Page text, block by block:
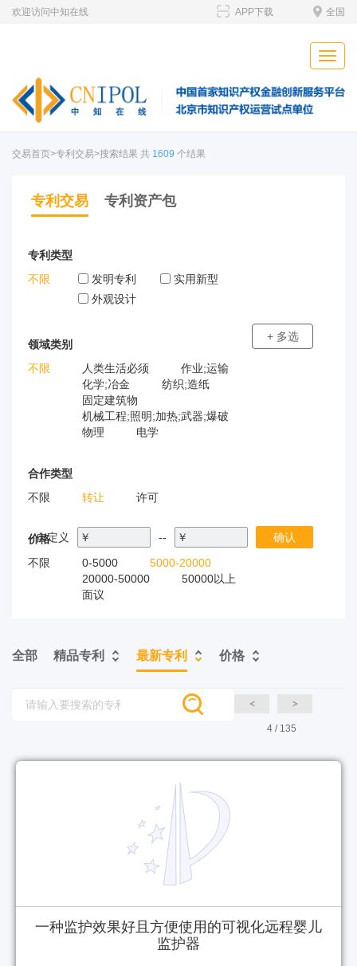
欢迎访问中知在线 全国
APP下载
Toggle
交易首页>专利交易>搜索结果 共 1609 个结果
专利交易 专利资产包
专利类型
不限
发明专利
实用新型
外观设计
领域类别
不限
人类生活必须
作业;运输
化学;冶金
纺织;造纸
固定建筑物
机械工程;照明;加热;武器;爆破
物理
电学
+ 多选
合作类型
不限
转让 许可
价格
不限
0-5000
5000-20000
20000-50000
50000以上
面议
自定义 ￥ -- ￥ 确认
全部 精品专利 最新专利 价格
4 / 135
一种监护效果好且方便使用的可视化远程婴儿
监护器